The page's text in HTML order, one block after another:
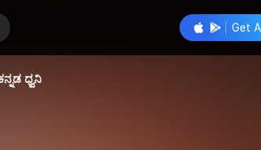
Get
ಧ್ವನಿ